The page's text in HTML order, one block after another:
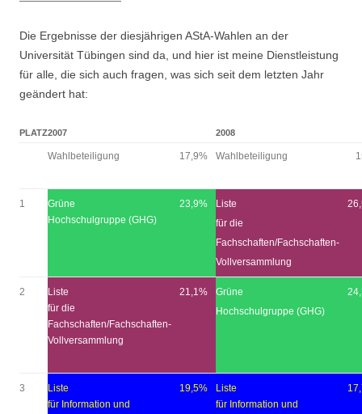
Die Ergebnisse der diesjährigen AStA-Wahlen an der
Universität Tübingen sind da, und hier ist meine Dienstleistung
für alle, die sich auch fragen, was sich seit dem letzten Jahr
geändert hat:
PLATZ2007 2008
Wahlbeteiligung 17,9% Wahlbeteiligung
1
Grüne
Hochschulgruppe (GHG)
23,9%
Liste
für die
Fachschaften/Fachschaften-
Vollversammlung
2
Liste
für die
Fachschaften/Fachschaften-
Vollversammlung
21,1%
Grüne
Hochschulgruppe (GHG)
3
Liste
für Information und
19,5%
Liste
für Information und